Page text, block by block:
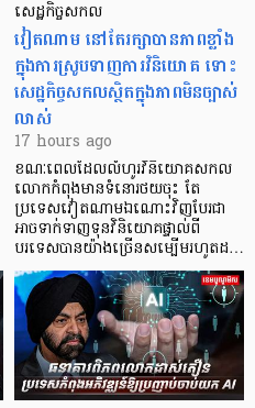
សេដ្ឋកិច្ចសកល
វៀតណាម នៅតែរក្សាបានភាពខ្លាំង
ក្នុងការស្រូបទាញការវិនិយោគ​ ទោះ
សេដ្ឋកិច្ចសកលស្ថិតក្នុងភាពមិនច្បាស់
លាស់
17 hours ago
ខណៈពេលដែលលំហូរវិនិយោគសកល
លោកកំពុងមានទំនោរថយចុះ តែ
ប្រទេសវៀតណាមឯណោះវិញបែរជា
អាចទាក់ទាញទុនវិនិយោគផ្ទាល់ពី
បរទេសបានយ៉ាងច្រើនសម្បើមរហូតដ…